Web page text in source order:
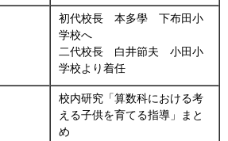
初代校長 本多學 下布田小
学校へ
二代校長 白井節夫 小田小
学校より着任
校内研究「算数科における考
える子供を育てる指導」まと
め